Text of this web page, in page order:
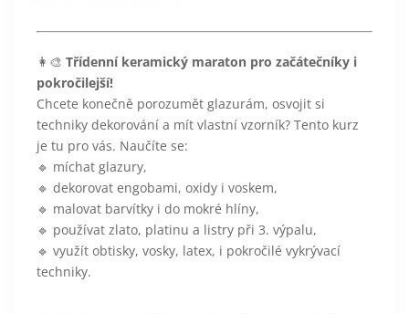
👩‍🎨 Třídenní keramický maraton pro začátečníky i
pokročilejší!
Chcete konečně porozumět glazurám, osvojit si
techniky dekorování a mít vlastní vzorník? Tento kurz
je tu pro vás. Naučíte se:
🔹 míchat glazury,
🔹 dekorovat engobami, oxidy i voskem,
🔹 malovat barvítky i do mokré hlíny,
🔹 používat zlato, platinu a listry při 3. výpalu,
🔹 využít obtisky, vosky, latex, i pokročilé vykrývací
techniky.